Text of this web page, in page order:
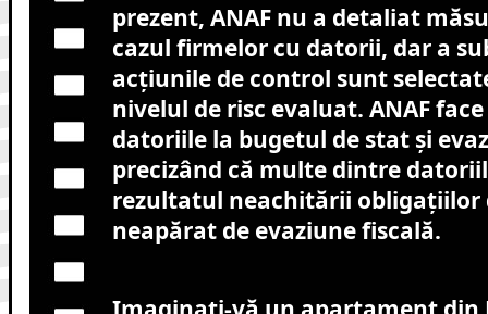
prezent, ANAF nu a detaliat
cazul firmelor cu datorii, dar a
acțiunile de control sunt
nivelul de risc evaluat. ANAF
datoriile la bugetul de stat și
precizând că multe dintre
rezultatul neachitării obligațiilor
neapărat de evaziune fiscală.